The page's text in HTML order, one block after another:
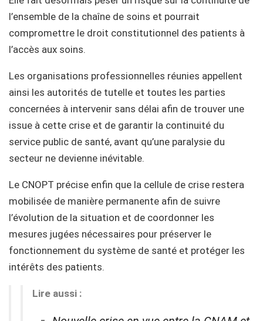
l’ensemble de la chaîne de soins et pourrait
compromettre le droit constitutionnel des patients à
l’accès aux soins.
Les organisations professionnelles réunies appellent
ainsi les autorités de tutelle et toutes les parties
concernées à intervenir sans délai afin de trouver une
issue à cette crise et de garantir la continuité du
service public de santé, avant qu’une paralysie du
secteur ne devienne inévitable.
Le CNOPT précise enfin que la cellule de crise restera
mobilisée de manière permanente afin de suivre
l’évolution de la situation et de coordonner les
mesures jugées nécessaires pour préserver le
fonctionnement du système de santé et protéger les
intérêts des patients.
Lire aussi :